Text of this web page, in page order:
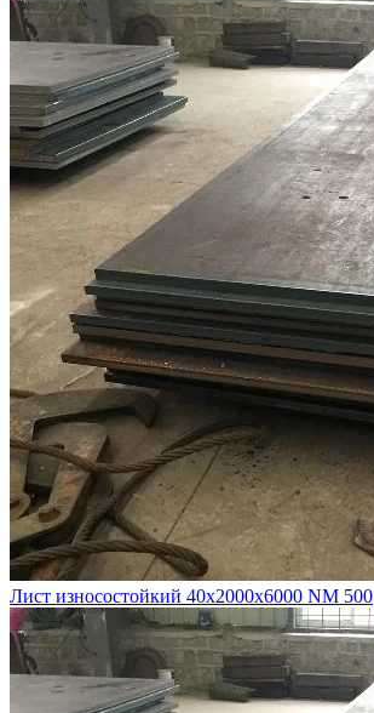
Лист износостойкий 40х2000х6000 NM 500